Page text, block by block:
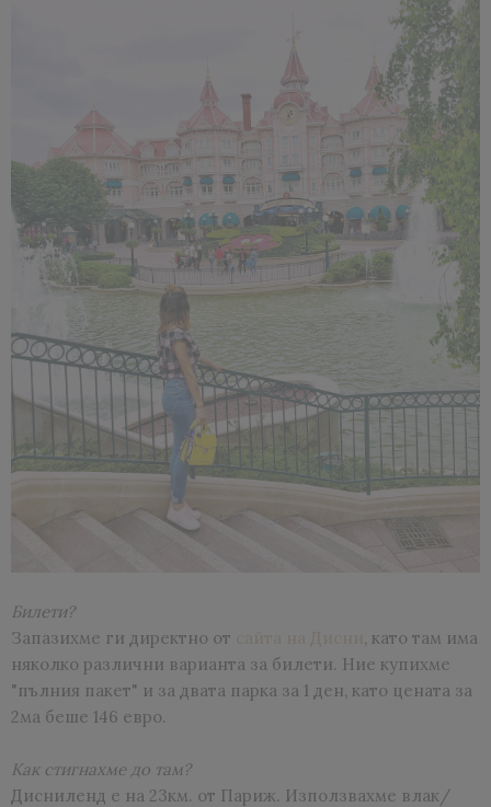
Билети?
Запазихме ги директно от
, като там има
няколко различни варианта за билети. Ние купихме
"пълния пакет" и за двата парка за 1 ден, като цената за
2ма беше 146 евро.
Как стигнахме до там?
Дисниленд е на 23км. от Париж. Използвахме влак/